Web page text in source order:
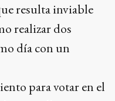
resulta inviable
realizar dos
día con un
para votar en el